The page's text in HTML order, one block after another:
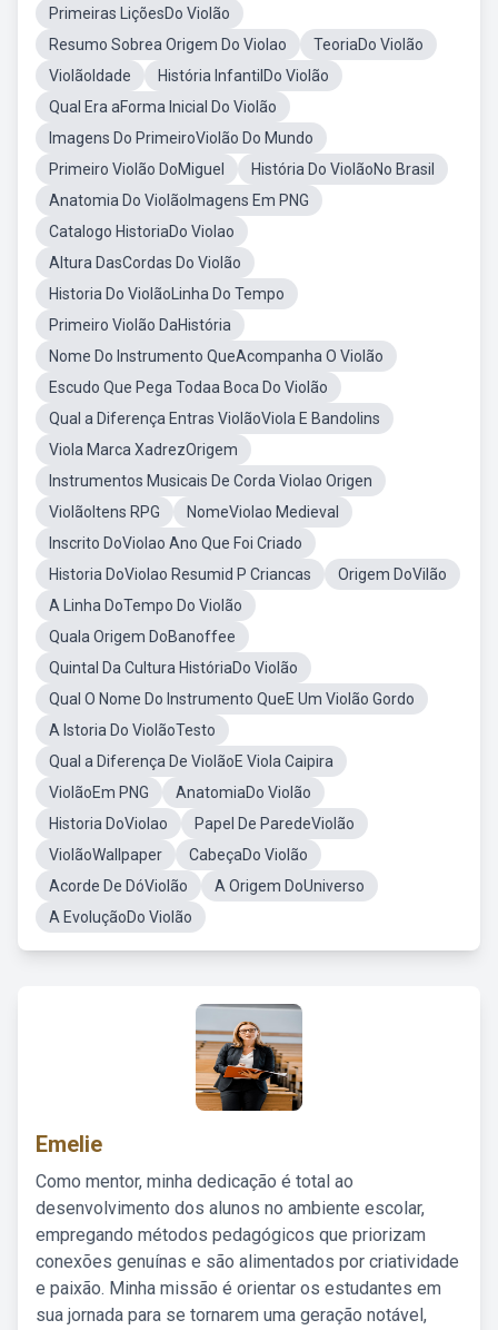
Primeiras LiçõesDo Violão
Resumo Sobrea Origem Do Violao
TeoriaDo Violão
ViolãoIdade
História InfantilDo Violão
Qual Era aForma Inicial Do Violão
Imagens Do PrimeiroViolão Do Mundo
Primeiro Violão DoMiguel
História Do ViolãoNo Brasil
Anatomia Do ViolãoImagens Em PNG
Catalogo HistoriaDo Violao
Altura DasCordas Do Violão
Historia Do ViolãoLinha Do Tempo
Primeiro Violão DaHistória
Nome Do Instrumento QueAcompanha O Violão
Escudo Que Pega Todaa Boca Do Violão
Qual a Diferença Entras ViolãoViola E Bandolins
Viola Marca XadrezOrigem
Instrumentos Musicais De Corda Violao Origen
ViolãoItens RPG
NomeViolao Medieval
Inscrito DoViolao Ano Que Foi Criado
Historia DoViolao Resumid P Criancas
Origem DoVilão
A Linha DoTempo Do Violão
Quala Origem DoBanoffee
Quintal Da Cultura HistóriaDo Violão
Qual O Nome Do Instrumento QueE Um Violão Gordo
A Istoria Do ViolãoTesto
Qual a Diferença De ViolãoE Viola Caipira
ViolãoEm PNG
AnatomiaDo Violão
Historia DoViolao
Papel De ParedeViolão
ViolãoWallpaper
CabeçaDo Violão
Acorde De DóViolão
A Origem DoUniverso
A EvoluçãoDo Violão
Emelie
Como mentor, minha dedicação é total ao
desenvolvimento dos alunos no ambiente escolar,
empregando métodos pedagógicos que priorizam
conexões genuínas e são alimentados por criatividade
e paixão. Minha missão é orientar os estudantes em
sua jornada para se tornarem uma geração notável,